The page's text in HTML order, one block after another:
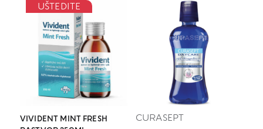
UŠTEDITE
VIVIDENT MINT FRESH
CURASEPT